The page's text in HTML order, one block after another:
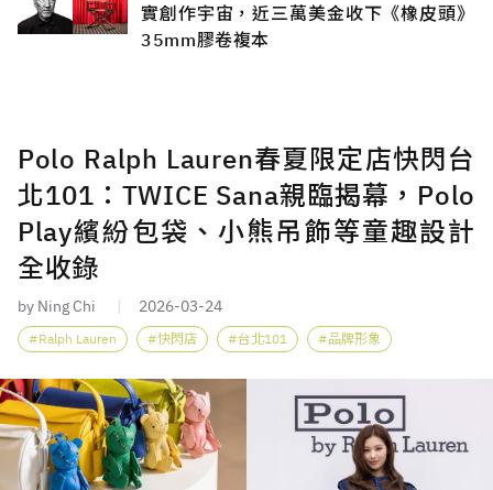
實創作宇宙，近三萬美金收下《橡皮頭》
35mm膠卷複本
Polo Ralph Lauren春夏限定店快閃台
北101：TWICE Sana親臨揭幕，Polo
Play繽紛包袋、小熊吊飾等童趣設計
全收錄
by Ning Chi 2026-03-24
Ralph Lauren 快閃店 台北101 品牌形象